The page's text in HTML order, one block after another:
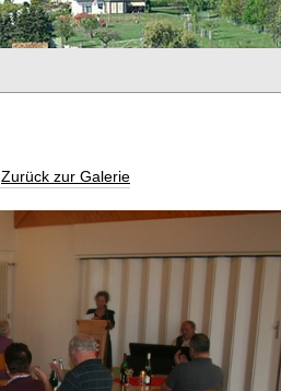
Zurück zur Galerie